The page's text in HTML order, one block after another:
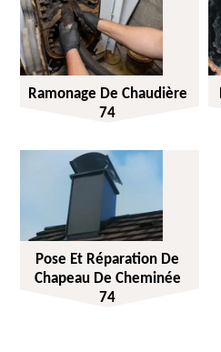
Ramonage De Chaudière
74
Pose Et Réparation De
Chapeau De Cheminée
74